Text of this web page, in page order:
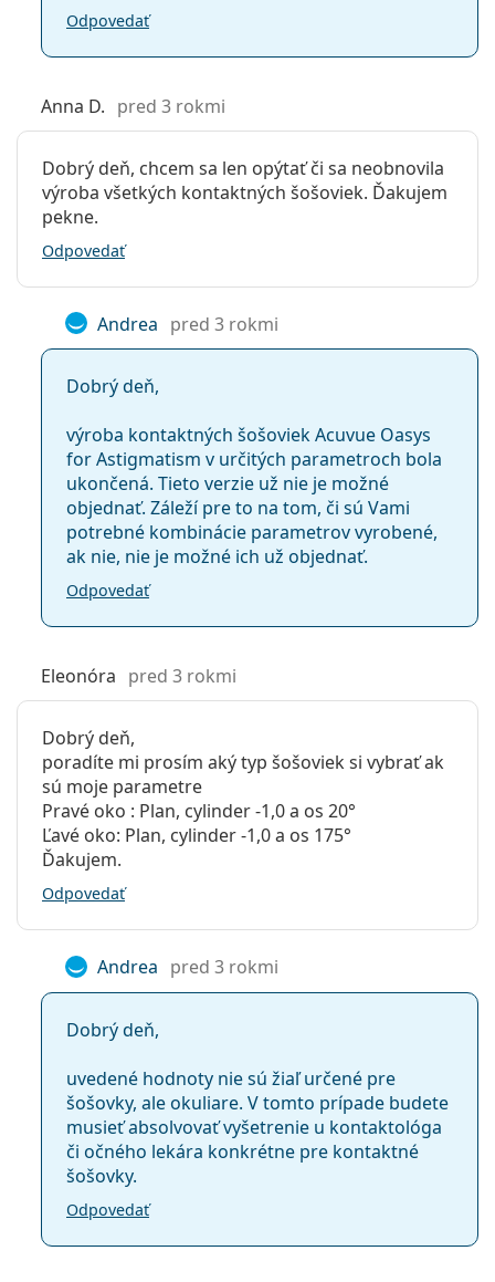
Odpovedať
Anna D. pred 3 rokmi
Dobrý deň, chcem sa len opýtať či sa neobnovila
výroba všetkých kontaktných šošoviek. Ďakujem
pekne.
Odpovedať
Andrea pred 3 rokmi
Dobrý deň,
výroba kontaktných šošoviek Acuvue Oasys
for Astigmatism v určitých parametroch bola
ukončená. Tieto verzie už nie je možné
objednať. Záleží pre to na tom, či sú Vami
potrebné kombinácie parametrov vyrobené,
ak nie, nie je možné ich už objednať.
Odpovedať
Eleonóra pred 3 rokmi
Dobrý deň,
poradíte mi prosím aký typ šošoviek si vybrať ak
sú moje parametre
Pravé oko : Plan, cylinder -1,0 a os 20°
Ľavé oko: Plan, cylinder -1,0 a os 175°
Ďakujem.
Odpovedať
Andrea pred 3 rokmi
Dobrý deň,
uvedené hodnoty nie sú žiaľ určené pre
šošovky, ale okuliare. V tomto prípade budete
musieť absolvovať vyšetrenie u kontaktológa
či očného lekára konkrétne pre kontaktné
šošovky.
Odpovedať